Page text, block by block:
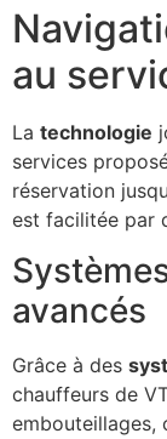
au
La technologie
services
réservation
est facilitée par
avancés
Grâce à des
chauffeurs de
embouteillages,